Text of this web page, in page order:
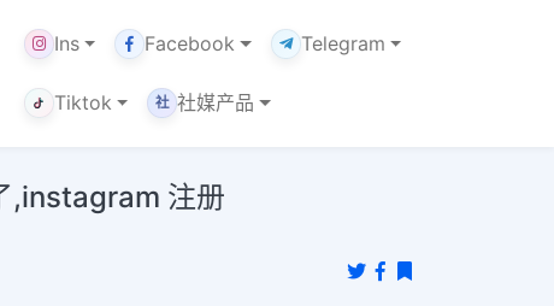
Ins Facebook Telegram
Tiktok 社 社媒产品
,instagram 注册